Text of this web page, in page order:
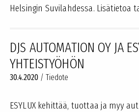
Helsingin Suvilahdessa. Lisätietoa
DJS AUTOMATION OY JA
YHTEISTYÖHÖN
30.4.2020 / Tiedote
ESYLUX kehittää, tuottaa ja myy